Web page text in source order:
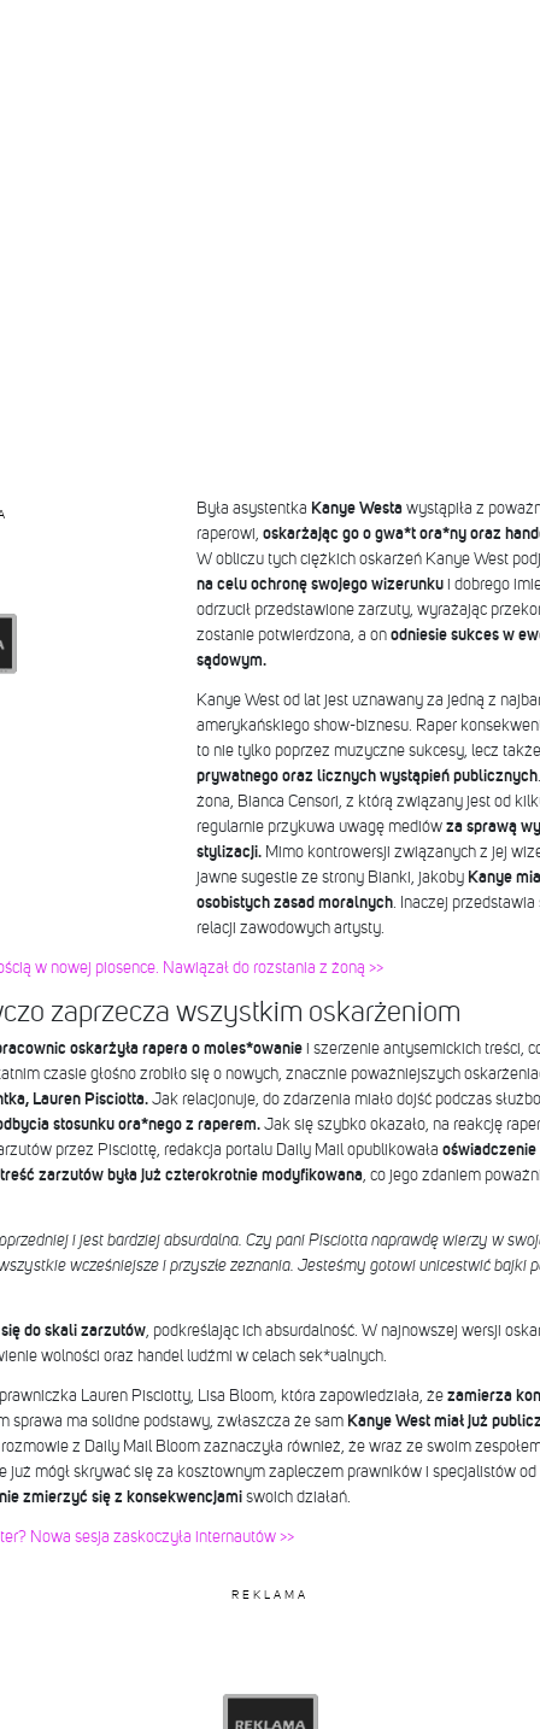
Była asystentka Kanye Westawystąpiła z
raperowi, oskarżając go o gwa*t ora*ny oraz
W obliczu tych ciężkich oskarżeń Kanye West
na celu ochronę swojego wizerunkui dobrego
odrzucił przedstawione zarzuty, wyrażając
zostanie potwierdzona, a on odniesie sukces w
sądowym.
Kanye West od lat jest uznawany za jedną z
amerykańskiego show-biznesu. Raper
to nie tylko poprzez muzyczne sukcesy, lecz
prywatnego oraz licznych wystąpień publicznych
żona, Bianca Censori, z którą związany jest od
regularnie przykuwa uwagę mediów za sprawą
stylizacji.Mimo kontrowersji związanych z jej
jawne sugestie ze strony Bianki, jakobyKanye
osobistych zasad moralnych. Inaczej
relacji zawodowych artysty.
w nowej piosence. Nawiązał do rozstania z żoną >>
zaprzecza wszystkim oskarżeniom
oskarżyła rapera o moles*owaniei szerzenie antysemickich treści,
czasie głośno zrobiło się o nowych, znacznie poważniejszych
Lauren Pisciotta. Jak relacjonuje, do zdarzenia miało dojść podczas
stosunku ora*nego z raperem.Jak się szybko okazało, na reakcję
przez Pisciottę, redakcja portalu Daily Mail opublikowała
zarzutów była już czterokrotnie modyfikowana, co jego zdaniem
i jest bardziej absurdalna. Czy pani Pisciotta naprawdę wierzy w
wcześniejsze i przyszłe zeznania. Jesteśmy gotowi unicestwić bajki
się do skali zarzutów, podkreślając ich absurdalność. W najnowszej wersji
wolności oraz handel ludźmi w celach sek*ualnych.
Lauren Pisciotty, Lisa Bloom, która zapowiedziała, że zamierza
sprawa ma solidne podstawy, zwłaszcza że sam Kanye West miał już
z Daily Mail Bloom zaznaczyła również, że wraz ze swoim
już mógł skrywać się za kosztownym zapleczem prawników i specjalistów
zmierzyć się z konsekwencjami swoich działań.
Nowa sesja zaskoczyła internautów >>
REKLAMA